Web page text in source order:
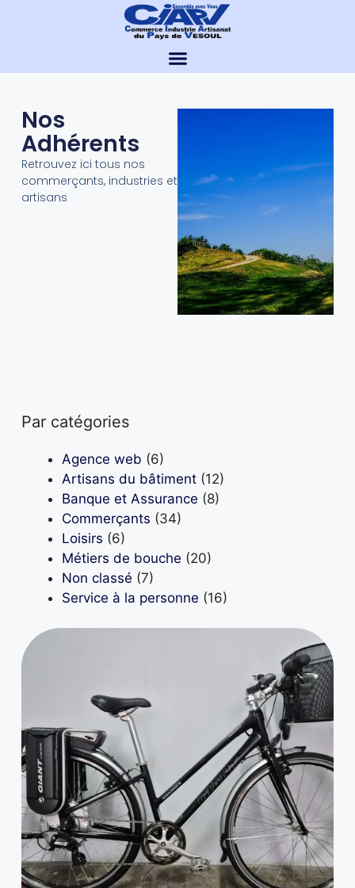
Nos
Adhérents
Retrouvez ici tous nos
commerçants, industries et
artisans
Par catégories
Agence web (6)
Artisans du bâtiment(12)
Banque et Assurance (8)
Commerçants (34)
Loisirs (6)
Métiers de bouche (20)
Non classé (7)
Service à la personne (16)